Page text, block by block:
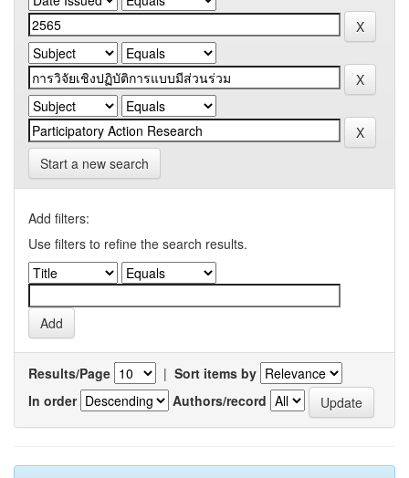
Start a new search
Add filters:
Use filters to refine the search results.
Results/Page | Sort items by
In order
Authors/record